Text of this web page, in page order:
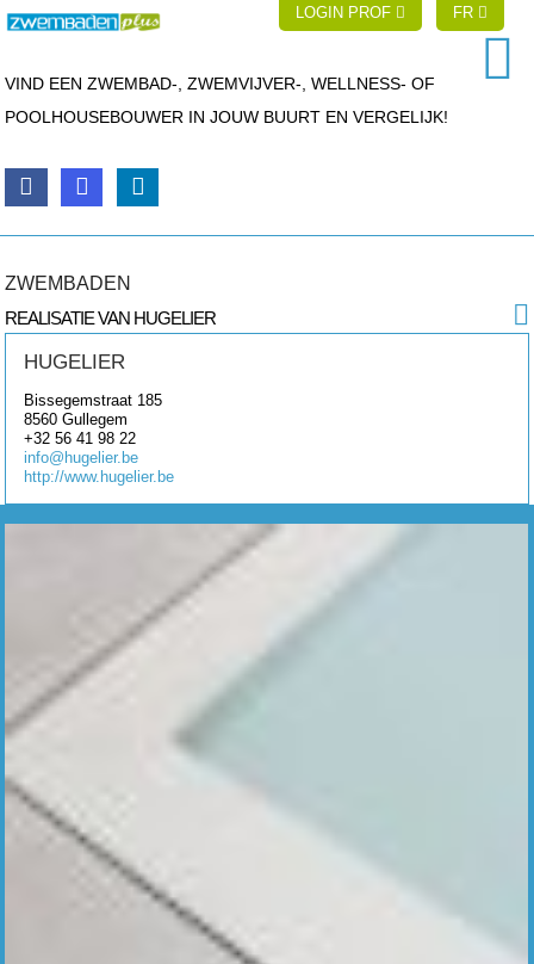
LOGIN PROF FR
VIND EEN ZWEMBAD-, ZWEMVIJVER-, WELLNESS- OF
POOLHOUSEBOUWER IN JOUW BUURT EN VERGELIJK!
ZWEMBADEN
REALISATIE VAN HUGELIER
HUGELIER
Bissegemstraat 185
8560 Gullegem
+32 56 41 98 22
info@hugelier.be
http://www.hugelier.be